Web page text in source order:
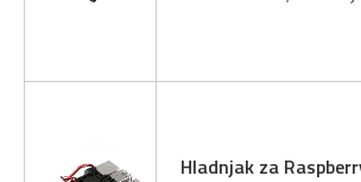
Hladnjak za